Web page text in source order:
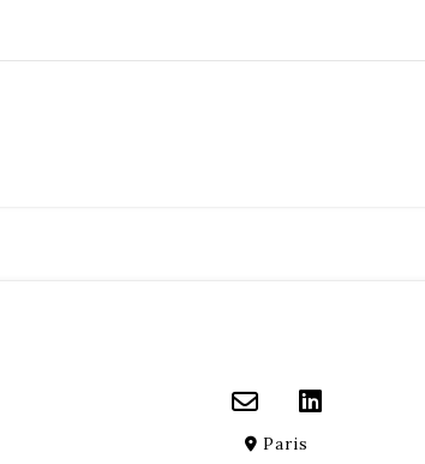
Paris